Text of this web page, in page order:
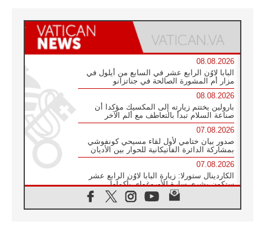
08.08.2026
البابا لاوُن الرابع عشر في السابع من أيلول في
مزار أم المشورة الصالحة في جناتزانو
08.08.2026
بارولين يختتم زيارته إلى المكسيك مؤكدا أن
صناعة السلام تبدأ بالتعاطف مع ألم الآخر
07.08.2026
صدور بيان ختامي لأول لقاء مسيحي كونفوشي
بمشاركة الدائرة الفاتيكانية للحوار بين الأديان
07.08.2026
الكاردينال ستورلا: زيارة البابا لاوُن الرابع عشر
ستكون بشرى سارة للأوروغواي بأكملها
الفاتيكان يعلن برنامج الزيارة الرسولية للبابا لاوُن